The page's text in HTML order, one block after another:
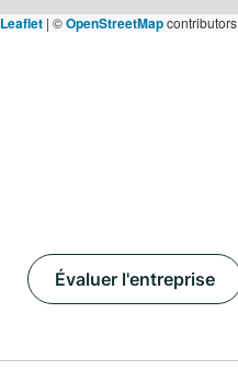
Leaflet | ©OpenStreetMapcontributors
Évaluer l'entreprise